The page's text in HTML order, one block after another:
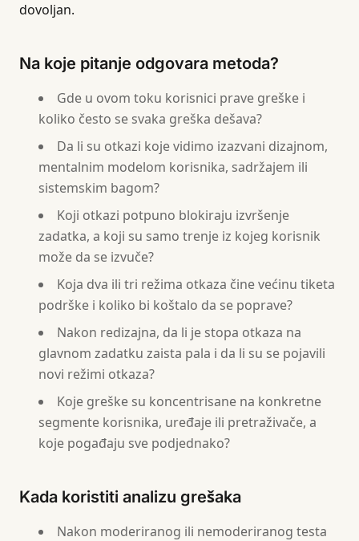
dovoljan.
Na koje pitanje odgovara metoda?
Gde u ovom toku korisnici prave greške i
koliko često se svaka greška dešava?
Da li su otkazi koje vidimo izazvani dizajnom,
mentalnim modelom korisnika, sadržajem ili
sistemskim bagom?
Koji otkazi potpuno blokiraju izvršenje
zadatka, a koji su samo trenje iz kojeg korisnik
može da se izvuče?
Koja dva ili tri režima otkaza čine većinu tiketa
podrške i koliko bi koštalo da se poprave?
Nakon redizajna, da li je stopa otkaza na
glavnom zadatku zaista pala i da li su se pojavili
novi režimi otkaza?
Koje greške su koncentrisane na konkretne
segmente korisnika, uređaje ili pretraživače, a
koje pogađaju sve podjednako?
Kada koristiti analizu grešaka
Nakon moderiranog ili nemoderiranog testa